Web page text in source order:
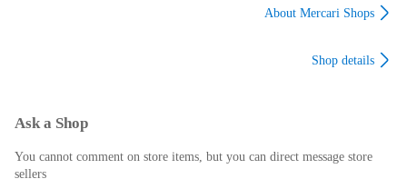
LEGENDS／リーグオ
モバイルリンク
About Mercari Shops
Shop details
Ask a Shop
You cannot comment on store items, but you can direct message store
sellers